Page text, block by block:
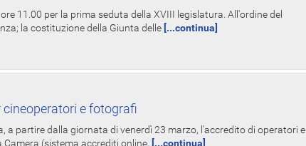
11.00 per la prima seduta della XVIII legislatura. All'ordine del
la costituzione della Giunta delle [...continua]
e fotografi
partire dalla giornata di venerdì 23 marzo, l'accredito di operatori e
(sistema accrediti online, [...continua]